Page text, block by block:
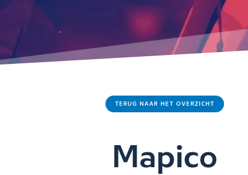
TERUG NAAR HET OVERZICHT
Mapico